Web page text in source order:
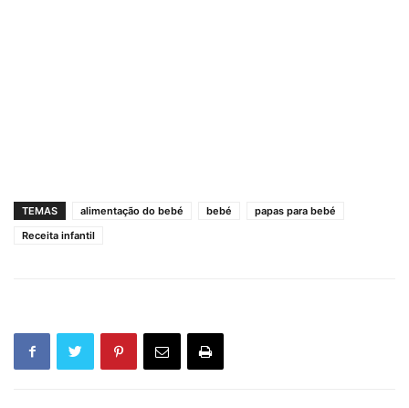
TEMAS alimentação do bebé bebé
papas para bebé
Receita infantil